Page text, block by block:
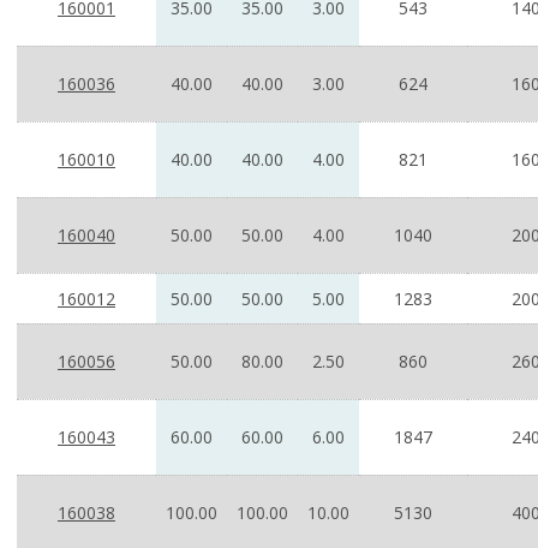
160001 35.00 35.00 3.00 543
160036 40.00 40.00 3.00 624
160010 40.00 40.00 4.00 821
160040 50.00 50.00 4.00 1040
160012 50.00 50.00 5.00 1283
160056 50.00 80.00 2.50 860
160043 60.00 60.00 6.00 1847
160038 100.00 100.00 10.00 5130